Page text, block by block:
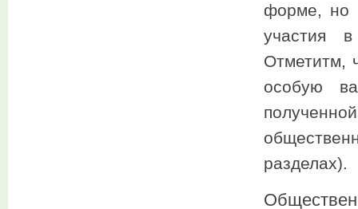
форме, но
участия
Отметитм,
особую
разделах).